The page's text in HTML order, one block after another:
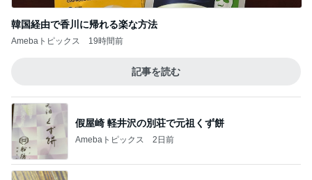
韓国経由で香川に帰れる楽な方法
Amebaトピックス 19時間前
記事を読む
假屋崎 軽井沢の別荘で元祖くず餅
Amebaトピックス 2日前